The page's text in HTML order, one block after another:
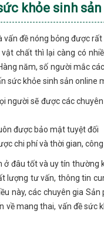
khỏe sinh
đề nóng bỏng được
chất thì lại càng có
năm, số người mắc
sức khỏe sinh sản online
người sẽ được các
được bảo mật tuyệt đối
chi phí và thời gian,
ở đâu tốt và uy tín thường
lượng tư vấn, thông tin
này, các chuyên gia
mang thai, vấn đề sức